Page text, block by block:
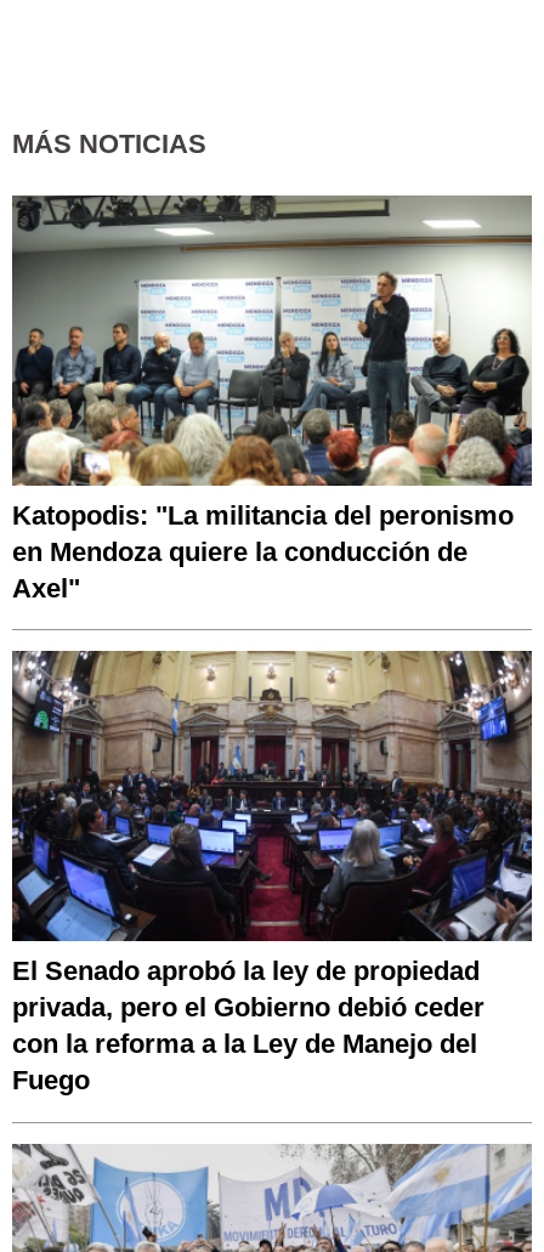
MÁS NOTICIAS
Katopodis: "La militancia del peronismo
en Mendoza quiere la conducción de
Axel"
El Senado aprobó la ley de propiedad
privada, pero el Gobierno debió ceder
con la reforma a la Ley de Manejo del
Fuego